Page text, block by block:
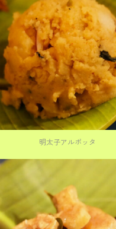
明太子アルボッタ